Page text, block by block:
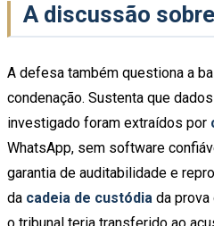
A discussão
A defesa também questiona a
condenação. Sustenta que
investigado foram extraídos por
WhatsApp, sem software
garantia de auditabilidade e
da cadeia de custódia da prova